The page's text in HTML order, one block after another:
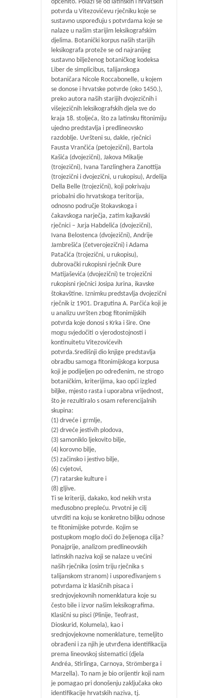
općenito. Polazi se od latinskih i hrvatskih
potvrda u Vitezovićevu rječniku koje se
sustavno uspoređuju s potvrdama koje se
nalaze u našim starijim leksikografskim
djelima. Botanički korpus naših starijih
leksikografa proteže se od najranijeg
sustavno bilježenog botaničkog kodeksa
Liber de simplicibus, talijanskoga
botaničara Nicole Roccabonelle, u kojem
se donose i hrvatske potvrde (oko 1450.),
preko autora naših starijih dvojezičnih i
višejezičnih leksikografskih djela sve do
kraja 18. stoljeća, što za latinsku fitonimiju
ujedno predstavlja i predlineovsko
razdoblje. Uvršteni su, dakle, rječnici
Fausta Vrančića (petojezični), Bartola
Kašića (dvojezični), Jakova Mikalje
(trojezični), Ivana Tanzlinghera Zanottija
(trojezični i dvojezični, u rukopisu), Ardelija
Della Belle (trojezični), koji pokrivaju
priobalni dio hrvatskoga teritorija,
odnosno područje štokavskoga i
čakavskoga narječja, zatim kajkavski
rječnici – Jurja Habdelića (dvojezični),
Ivana Belostenca (dvojezični), Andrije
Jambrešića (četverojezični) i Adama
Patačića (trojezični, u rukopisu),
dubrovački rukopisni rječnik Đure
Matijaševića (dvojezični) te trojezični
rukopisni rječnici Josipa Jurina, ikavske
štokavštine. Iznimku predstavlja dvojezični
rječnik iz 1901. Dragutina A. Parčića koji je
u analizu uvršten zbog fitonimijskih
potvrda koje donosi s Krka i šire. One
mogu svjedočiti o vjerodostojnosti i
kontinuitetu Vitezovićevih
potvrda.Središnji dio knjige predstavlja
obradbu samoga fitonimijskoga korpusa
koji je podijeljen po određenim, ne strogo
botaničkim, kriterijima, kao opći izgled
biljke, mjesto rasta i uporabna vrijednost,
što je rezultiralo s osam referencijalnih
skupina:
(1) drveće i grmlje,
(2) drveće jestivih plodova,
(3) samoniklo ljekovito bilje,
(4) korovno bilje,
(5) začinsko i jestivo bilje,
(6) cvjetovi,
(7) ratarske kulture i
(8) gljive.
Ti se kriteriji, dakako, kod nekih vrsta
međusobno prepleću. Prvotni je cilj
utvrditi na koju se konkretno biljku odnose
te fitonimijske potvrde. Kojim se
postupkom moglo doći do željenoga cilja?
Ponajprije, analizom predlineovskih
latinskih naziva koji se nalaze u većini
naših rječnika (osim triju rječnika s
talijanskom stranom) i uspoređivanjem s
potvrdama iz klasičnih pisaca i
srednjovjekovnih nomenklatura koje su
često bile i izvor našim leksikografima.
Klasični su pisci (Plinije, Teofrast,
Dioskurid, Kolumela), kao i
srednjovjekovne nomenklature, temeljito
obrađeni i za njih je utvrđena identifikacija
prema lineovskoj sistematici (djela
Andréa, Stirlinga, Carnoya, Strömberga i
Marzella). To nam je bio orijentir koji nam
je pomagao pri donošenju zaključaka oko
identifikacije hrvatskih naziva, tj.